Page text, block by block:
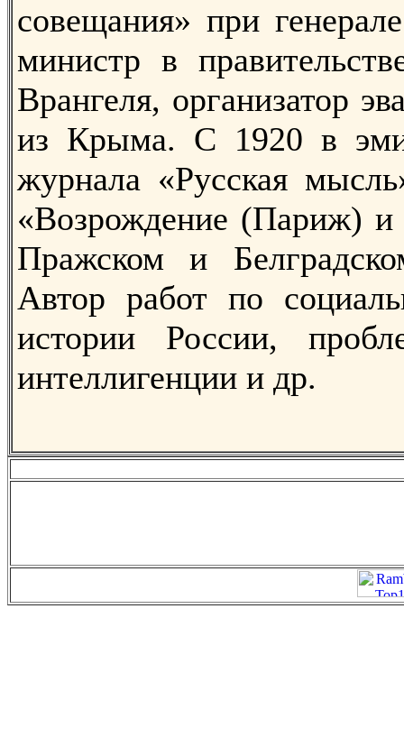
совещания» при
министр в
Врангеля, организатор
из Крыма. С 1920 в
журнала «Русская
«Возрождение (Париж) и
Пражском и
Автор работ по
истории России,
интеллигенции и др.